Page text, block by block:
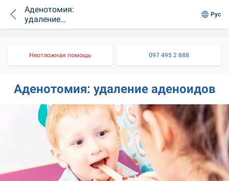
Аденотомия:
удаление
аденоидов
Рус
Неотложная помощь 097 495 2 888
Аденотомия: удаление аденоидов